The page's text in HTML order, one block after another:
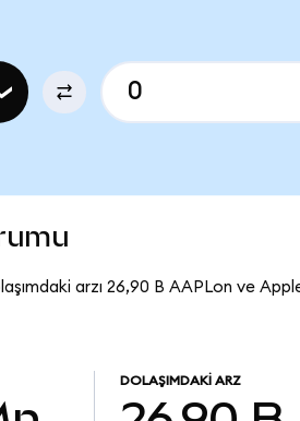
arzı 26,90 B AAPLon ve
DOLAŞIMDAKI ARZ